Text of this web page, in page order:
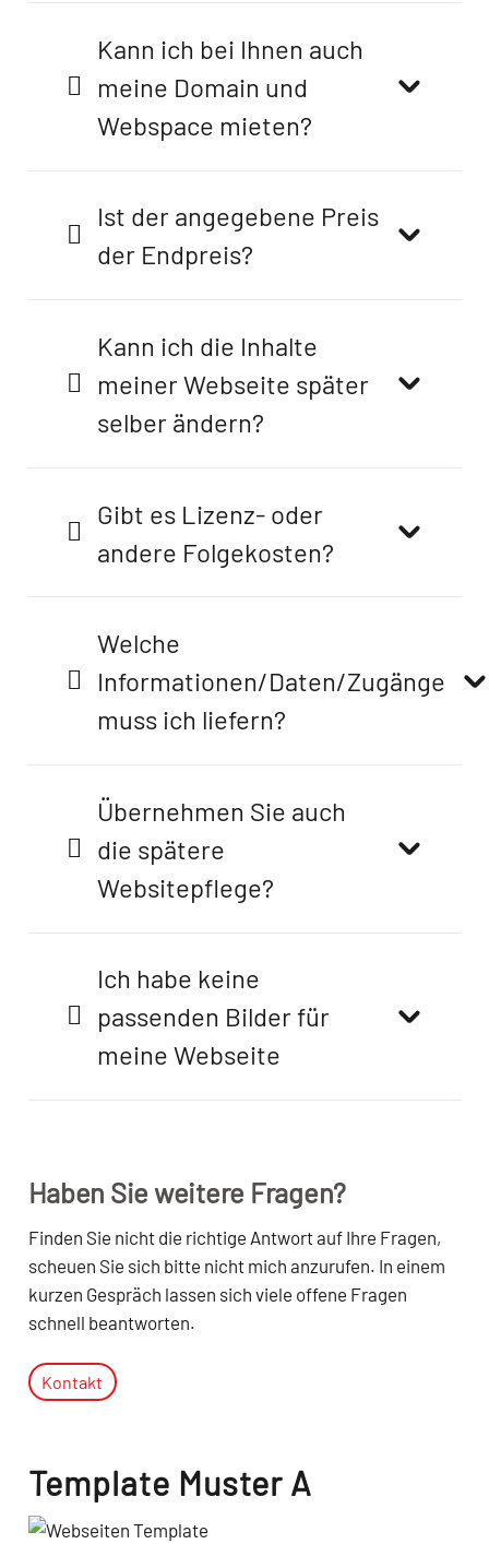
Kann ich bei Ihnen auch
meine Domain und
Webspace mieten?
Ist der angegebene Preis
der Endpreis?
Kann ich die Inhalte
meiner Webseite später
selber ändern?
Gibt es Lizenz- oder
andere Folgekosten?
Welche
Informationen/Daten/Zugänge
muss ich liefern?
Übernehmen Sie auch
die spätere
Websitepflege?
Ich habe keine
passenden Bilder für
meine Webseite
Haben Sie weitere Fragen?
Finden Sie nicht die richtige Antwort auf Ihre Fragen,
scheuen Sie sich bitte nicht mich anzurufen. In einem
kurzen Gespräch lassen sich viele offene Fragen
schnell beantworten.
Kontakt
Template Muster A